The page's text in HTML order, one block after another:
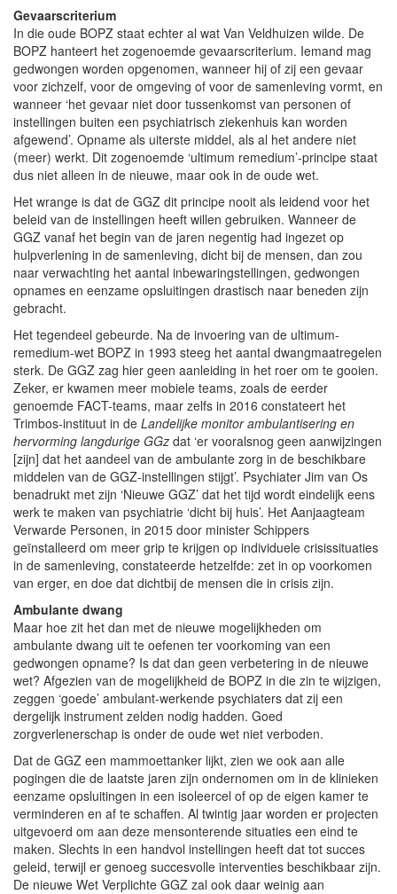
Gevaarscriterium
In die oude BOPZ staat echter al wat Van Veldhuizen wilde. De
BOPZ hanteert het zogenoemde gevaarscriterium. Iemand mag
gedwongen worden opgenomen, wanneer hij of zij een gevaar
voor zichzelf, voor de omgeving of voor de samenleving vormt, en
wanneer ‘het gevaar niet door tussenkomst van personen of
instellingen buiten een psychiatrisch ziekenhuis kan worden
afgewend’. Opname als uiterste middel, als al het andere niet
(meer) werkt. Dit zogenoemde ‘ultimum remedium’-principe staat
dus niet alleen in de nieuwe, maar ook in de oude wet.
Het wrange is dat de GGZ dit principe nooit als leidend voor het
beleid van de instellingen heeft willen gebruiken. Wanneer de
GGZ vanaf het begin van de jaren negentig had ingezet op
hulpverlening in de samenleving, dicht bij de mensen, dan zou
naar verwachting het aantal inbewaringstellingen, gedwongen
opnames en eenzame opsluitingen drastisch naar beneden zijn
gebracht.
Het tegendeel gebeurde. Na de invoering van de ultimum-
remedium-wet BOPZ in 1993 steeg het aantal dwangmaatregelen
sterk. De GGZ zag hier geen aanleiding in het roer om te gooien.
Zeker, er kwamen meer mobiele teams, zoals de eerder
genoemde FACT-teams, maar zelfs in 2016 constateert het
Trimbos-instituut in de Landelijke monitor ambulantisering en
hervorming langdurige GGz dat ‘er vooralsnog geen aanwijzingen
[zijn] dat het aandeel van de ambulante zorg in de beschikbare
middelen van de GGZ-instellingen stijgt’. Psychiater Jim van Os
benadrukt met zijn ‘Nieuwe GGZ’ dat het tijd wordt eindelijk eens
werk te maken van psychiatrie ‘dicht bij huis’. Het Aanjaagteam
Verwarde Personen, in 2015 door minister Schippers
geïnstalleerd om meer grip te krijgen op individuele crisissituaties
in de samenleving, constateerde hetzelfde: zet in op voorkomen
van erger, en doe dat dichtbij de mensen die in crisis zijn.
Ambulante dwang
Maar hoe zit het dan met de nieuwe mogelijkheden om
ambulante dwang uit te oefenen ter voorkoming van een
gedwongen opname? Is dat dan geen verbetering in de nieuwe
wet? Afgezien van de mogelijkheid de BOPZ in die zin te wijzigen,
zeggen ‘goede’ ambulant-werkende psychiaters dat zij een
dergelijk instrument zelden nodig hadden. Goed
zorgverlenerschap is onder de oude wet niet verboden.
Dat de GGZ een mammoettanker lijkt, zien we ook aan alle
pogingen die de laatste jaren zijn ondernomen om in de klinieken
eenzame opsluitingen in een isoleercel of op de eigen kamer te
verminderen en af te schaffen. Al twintig jaar worden er projecten
uitgevoerd om aan deze mensonterende situaties een eind te
maken. Slechts in een handvol instellingen heeft dat tot succes
geleid, terwijl er genoeg succesvolle interventies beschikbaar zijn.
De nieuwe Wet Verplichte GGZ zal ook daar weinig aan